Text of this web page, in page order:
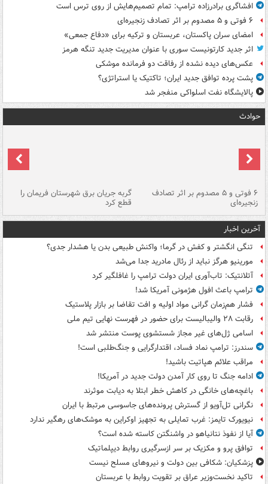
افشاگری برادرزاده ترامپ: تمام تصمیم‌هایش از روی ترس است
۶ فوتی و ۵ مصدوم بر اثر تصادف زنجیره‌ای
امضای سران پاکستان، عربستان و ترکیه برای «دفاع جمعی»
اثر جدید کارتونیست سوری با عنوان مدیریت جدید تنگه هرمز
عکس‌های دیده نشده از رفاقت دو فرمانده‌ موشکی
پشت پرده توافق جدید ایران؛ تاکتیک یا استراتژی؟
پالایشگاه نفت اسلواکی منفجر شد
حوادث
۶ فوتی و ۵ مصدوم بر اثر تصادف
زنجیره‌ای
گربه جریان برق شهرستان فریمان را
قطع کرد
آخرین اخبار
تنگی انگشتر و کفش در گرما؛ واکنش طبیعی بدن یا هشدار جدی؟
مورینیو هرگز نباید از رئال مادرید جدا می‌شد
آتلانتیک: تاب‌آوری ایران دولت ترامپ را غافلگیر کرد
ترامپ باعث افول هژمونی آمریکا شد!
فشار هم‌زمان گرانی مواد اولیه و افت تقاضا بر بازار پلاستیک
رقابت ۲۸ والیبالیست برای حضور در فهرست نهایی تیم ملی
اسامی ژل‌های غیر مجاز شستشوی پوست منتشر شد
سندرز: ترامپ نماد فساد، اقتدارگرایی و جنگ‌طلبی است!
مراقب علائم هپاتیت باشید!
ادامه جنگ تا روی کار آمدن دولت جدید در آمریکا!
باغچه‌های خانگی در کاهش خطر ابتلا به دیابت موثرند
نگرانی تل‌آویو از گسترش پرونده‌های جاسوسی مرتبط با ایران
نیویورک تایمز: غرب تمایلی به تجهیز اوکراین به موشک‌های رهگیر ندارد
آیا از نفوذ نتانیاهو در واشنگتن کاسته شده است؟
توافق پرو و مکزیک بر سر ازسرگیری روابط دیپلماتیک
پزشکیان: شکافی بین دولت و نیروهای مسلح نیست
تاکید نخست‌وزیر عراق بر تقویت روابط با عربستان